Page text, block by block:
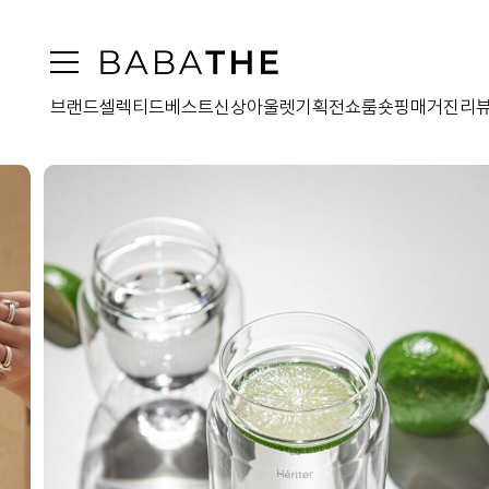
브랜드셀렉티드베스트신상아울렛기획전쇼룸숏핑 매거진 리